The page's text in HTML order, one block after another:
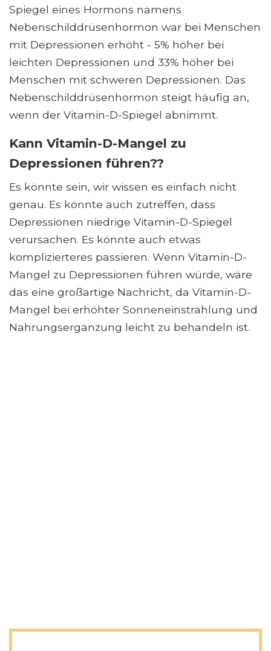
Spiegel eines Hormons namens
Nebenschilddrüsenhormon war bei Menschen
mit Depressionen erhöht - 5% höher bei
leichten Depressionen und 33% höher bei
Menschen mit schweren Depressionen. Das
Nebenschilddrüsenhormon steigt häufig an,
wenn der Vitamin-D-Spiegel abnimmt.
Kann Vitamin-D-Mangel zu
Depressionen führen??
Es könnte sein, wir wissen es einfach nicht
genau. Es könnte auch zutreffen, dass
Depressionen niedrige Vitamin-D-Spiegel
verursachen. Es könnte auch etwas
komplizierteres passieren. Wenn Vitamin-D-
Mangel zu Depressionen führen würde, wäre
das eine großartige Nachricht, da Vitamin-D-
Mangel bei erhöhter Sonneneinstrahlung und
Nahrungsergänzung leicht zu behandeln ist.